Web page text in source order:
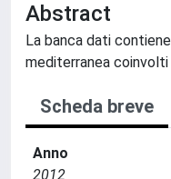
Abstract
La banca dati
mediterranea
Scheda breve
Anno
2012